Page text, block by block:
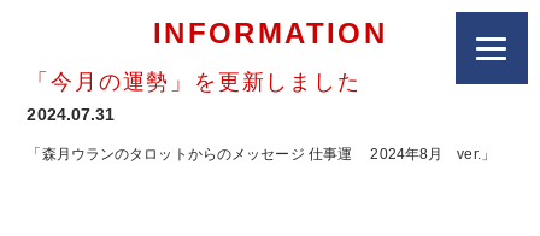
INFORMATION
「今月の運勢」を更新しました
2024.07.31
「森月ウランのタロットからのメッセージ 仕事運 2024年8月 ver.」